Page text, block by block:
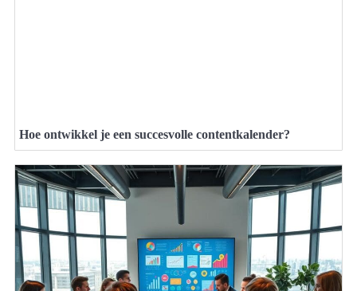
Hoe ontwikkel je een succesvolle contentkalender?